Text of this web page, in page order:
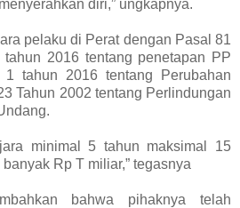
diri,” ungkapnya.
pelaku di Perat dengan Pasal 81
2016 tentang penetapan PP
tahun 2016 tentang Perubahan
Tahun 2002 tentang Perlindungan
minimal 5 tahun maksimal 15
Rp T miliar,” tegasnya
bahwa pihaknya telah